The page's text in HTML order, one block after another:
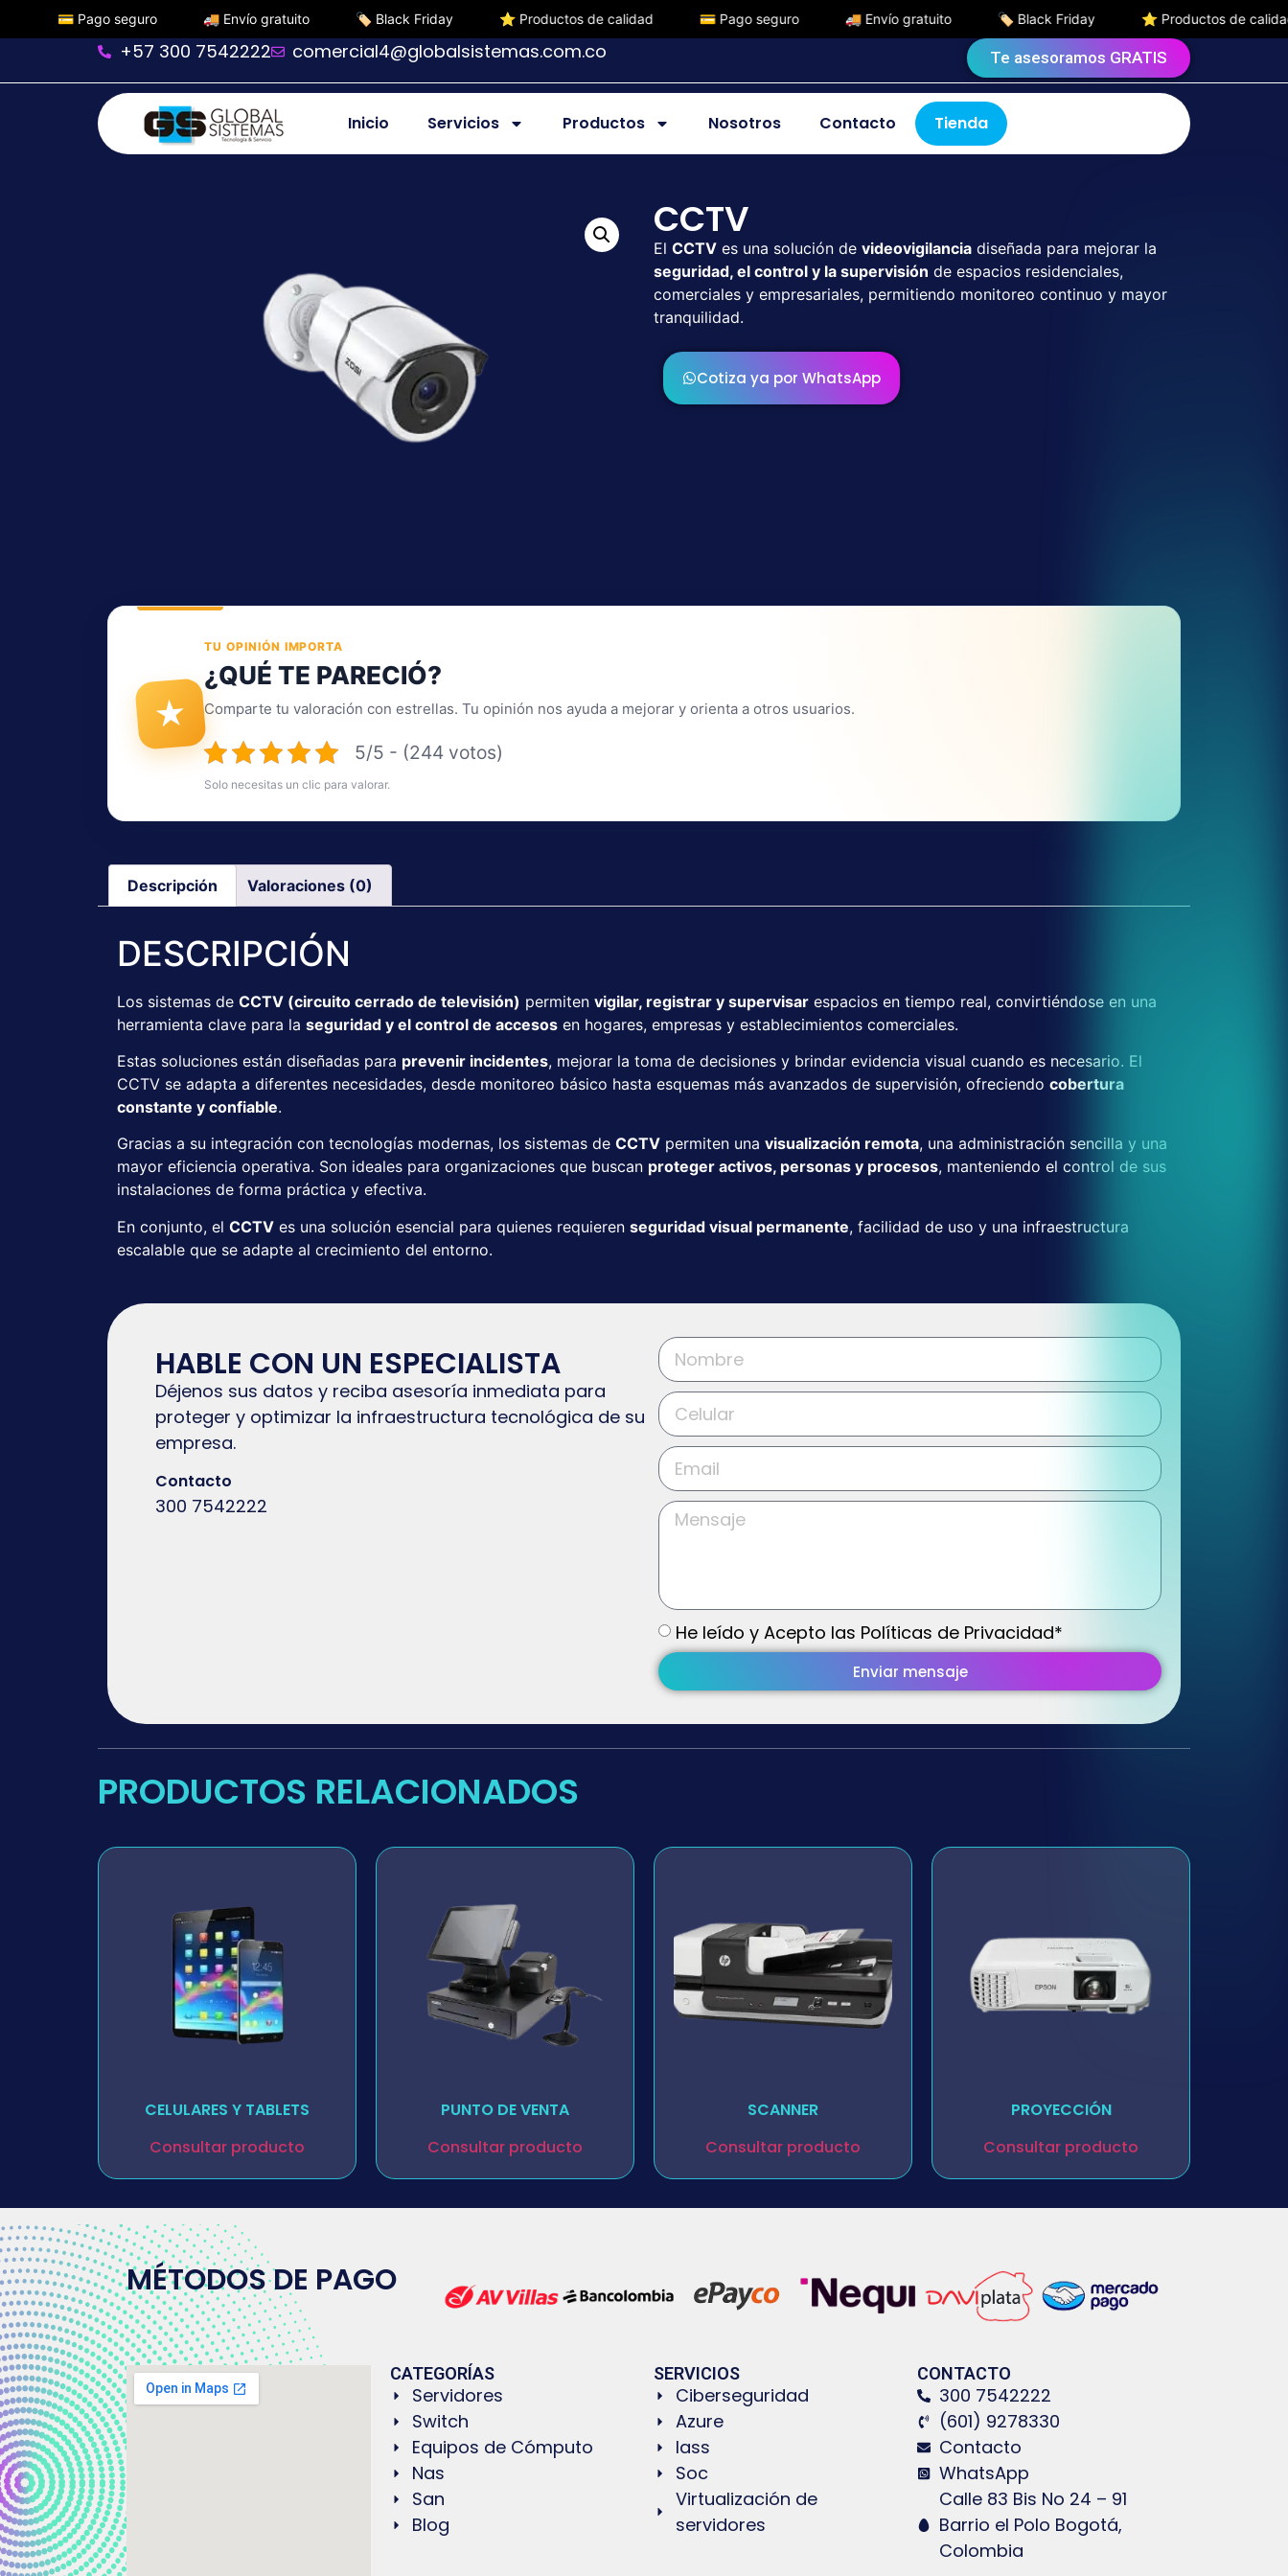
🚚 Envío gratuito 🏷️ Black Friday ⭐ Productos de calidad 💳 Pago seguro 🚚 Envío gratuito 🏷️ Black Friday ⭐ Productos de calidad
+57 300 7542222 comercial4@globalsistemas.com.co Te asesoramos GRATIS
Inicio Servicios Productos Nosotros Contacto Tienda
CCTV
El CCTV es una solución de videovigilancia diseñada para mejorar la
seguridad, el control y la supervisión de espacios residenciales,
comerciales y empresariales, permitiendo monitoreo continuo y mayor
tranquilidad.
Cotiza ya por WhatsApp
★
TU OPINIÓN IMPORTA
¿QUÉ TE PARECIÓ?
Comparte tu valoración con estrellas. Tu opinión nos ayuda a mejorar y orienta a otros usuarios.
5/5 - (244 votos)
Solo necesitas un clic para valorar.
Descripción Valoraciones (0)
DESCRIPCIÓN
Los sistemas de CCTV (circuito cerrado de televisión) permiten vigilar, registrar y supervisar espacios en tiempo real, convirtiéndose en una
herramienta clave para la seguridad y el control de accesos en hogares, empresas y establecimientos comerciales.
Estas soluciones están diseñadas para prevenir incidentes, mejorar la toma de decisiones y brindar evidencia visual cuando es necesario. El
CCTV se adapta a diferentes necesidades, desde monitoreo básico hasta esquemas más avanzados de supervisión, ofreciendo cobertura
constante y confiable.
Gracias a su integración con tecnologías modernas, los sistemas de CCTV permiten una visualización remota, una administración sencilla y una
mayor eficiencia operativa. Son ideales para organizaciones que buscan proteger activos, personas y procesos, manteniendo el control de sus
instalaciones de forma práctica y efectiva.
En conjunto, el CCTV es una solución esencial para quienes requieren seguridad visual permanente, facilidad de uso y una infraestructura
escalable que se adapte al crecimiento del entorno.
HABLE CON UN ESPECIALISTA
Déjenos sus datos y reciba asesoría inmediata para
proteger y optimizar la infraestructura tecnológica de su
empresa.
Contacto
300 7542222
He leído y Acepto las Políticas de Privacidad*
Enviar mensaje
PRODUCTOS RELACIONADOS
CELULARES Y TABLETS
Consultar producto
PUNTO DE VENTA
Consultar producto
SCANNER
Consultar producto
PROYECCIÓN
Consultar producto
MÉTODOS DE PAGO
CATEGORÍAS
Servidores
Switch
Equipos de Cómputo
Nas
San
Blog
SERVICIOS
Ciberseguridad
Azure
Iass
Soc
Virtualización de
servidores
CONTACTO
300 7542222
(601) 9278330
Contacto
WhatsApp
Calle 83 Bis No 24 – 91
Barrio el Polo Bogotá,
Colombia